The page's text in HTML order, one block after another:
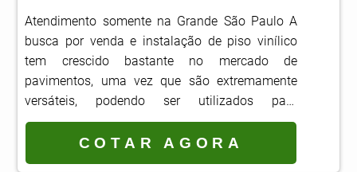
Atendimento somente na Grande São Paulo A
busca por venda e instalação de piso vinílico
tem crescido bastante no mercado de
pavimentos, uma vez que são extremamente
versáteis, podendo ser utilizados para
decoração dos mais diferentes tipos de
espaços.Os pisos de vinílico podem ser
utilizados nos mais diversos ambientes, uma
COTAR AGORA